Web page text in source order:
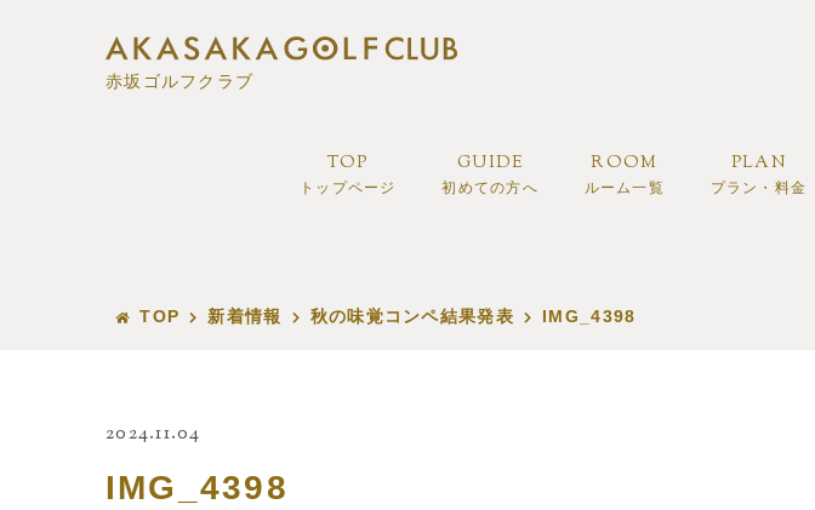
赤坂ゴルフクラブ
TOP
トップページ
GUIDE
初めての方へ
ROOM
ルーム一覧
PLAN
プラン・料金
TOP 新着情報 秋の味覚コンペ結果発表 IMG_4398
2024.11.04
IMG_4398